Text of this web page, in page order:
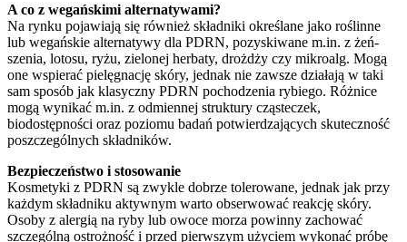
A co z wegańskimi alternatywami?
Na rynku pojawiają się również składniki określane jako roślinne
lub wegańskie alternatywy dla PDRN, pozyskiwane m.in. z żeń-
szenia, lotosu, ryżu, zielonej herbaty, drożdży czy mikroalg. Mogą
one wspierać pielęgnację skóry, jednak nie zawsze działają w taki
sam sposób jak klasyczny PDRN pochodzenia rybiego. Różnice
mogą wynikać m.in. z odmiennej struktury cząsteczek,
biodostępności oraz poziomu badań potwierdzających skuteczność
poszczególnych składników.
Bezpieczeństwo i stosowanie
Kosmetyki z PDRN są zwykle dobrze tolerowane, jednak jak przy
każdym składniku aktywnym warto obserwować reakcję skóry.
Osoby z alergią na ryby lub owoce morza powinny zachować
szczególną ostrożność i przed pierwszym użyciem wykonać próbę